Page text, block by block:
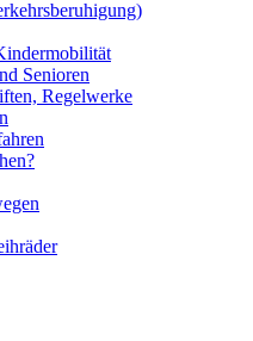
Senioren
Regelwerke